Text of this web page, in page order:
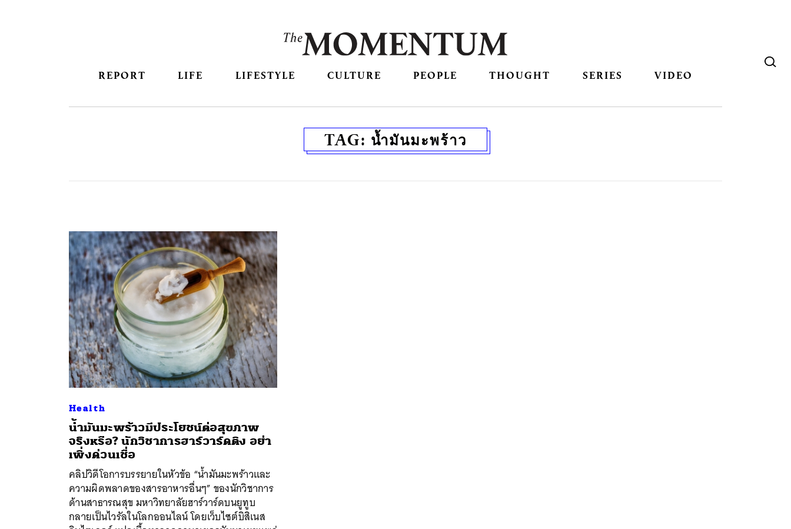
REPORT LIFE LIFESTYLE CULTURE PEOPLE THOUGHT SERIES VIDEO
TAG: น้ำมันมะพร้าว
Health
น้ำมันมะพร้าวมีประโยชน์ต่อสุขภาพ
จริงหรือ? นักวิชาการฮาร์วาร์ดติง อย่า
เพิ่งด่วนเชื่อ
คลิปวิดีโอการบรรยายในหัวข้อ “น้ำมันมะพร้าวและ
ความผิดพลาดของสารอาหารอื่นๆ” ของนักวิชาการ
ด้านสาธารณสุข มหาวิทยาลัยฮาร์วาร์ดบนยูทูบ
กลายเป็นไวรัลในโลกออนไลน์ โดยเว็บไซต์บิสิเนส